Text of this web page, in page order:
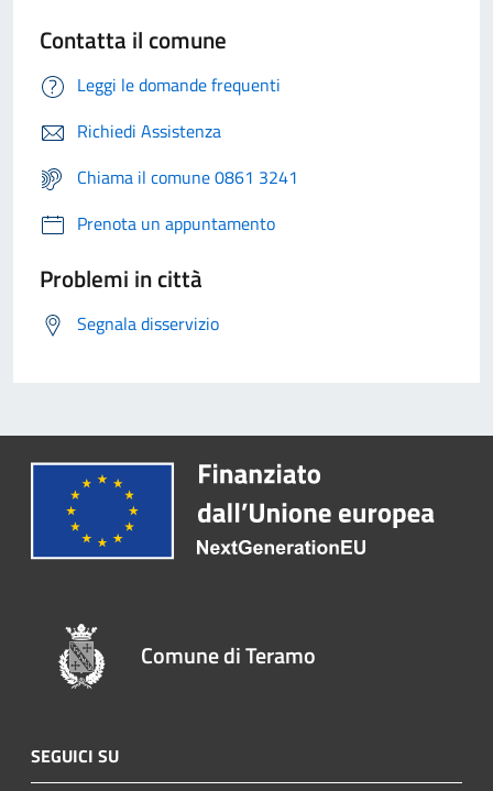
Contatta il comune
Leggi le domande frequenti
Richiedi Assistenza
Chiama il comune 0861 3241
Prenota un appuntamento
Problemi in città
Segnala disservizio
Comune di Teramo
SEGUICI SU